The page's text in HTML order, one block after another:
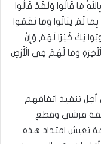
مَا قَالُوا وَلَقَدْ قَالُوا
لَمْ يَنَالُوا وَمَا نَقَمُوا
يَكُ خَيْرًا لَهُمْ وَإِنْ
وَمَا لَهُمْ فِي الْأَرْضِ
تنفيذ اتفاقهم
قرشي وقطع
تعيش امتداد هذه